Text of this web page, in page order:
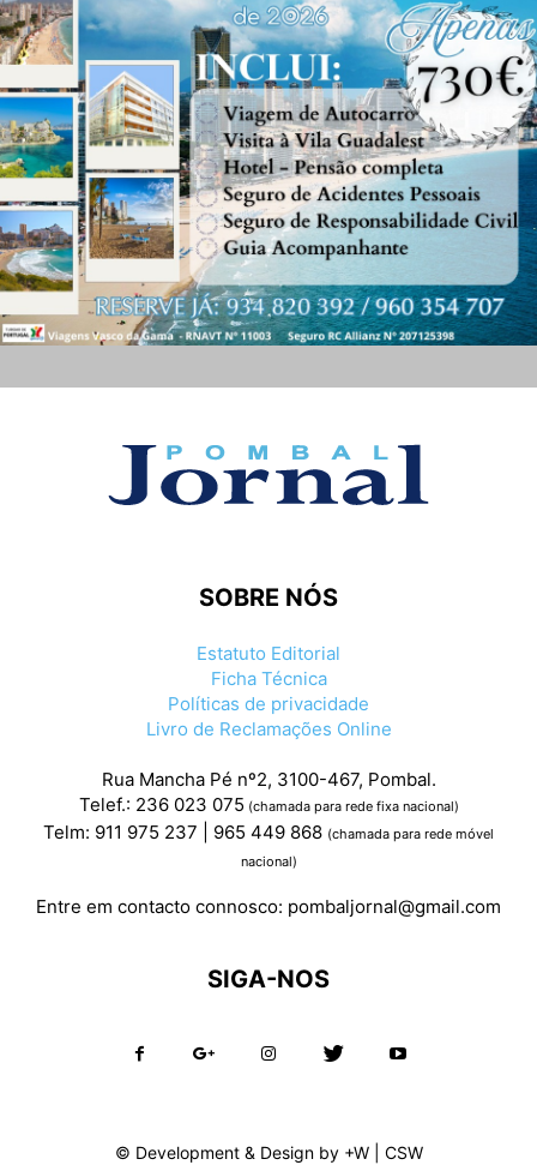
SOBRE NÓS
Estatuto Editorial
Ficha Técnica
Políticas de privacidade
Livro de Reclamações Online
Rua Mancha Pé nº2, 3100-467, Pombal.
Telef.: 236 023 075 (chamada para rede fixa nacional)
Telm: 911 975 237 | 965 449 868 (chamada para rede móvel
nacional)
Entre em contacto connosco: pombaljornal@gmail.com
SIGA-NOS
© Development & Design by +W| CSW